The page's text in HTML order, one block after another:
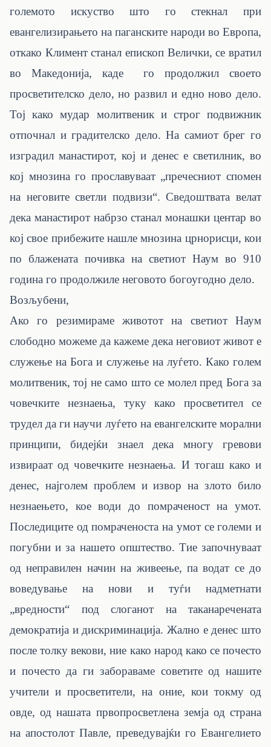
големото искуство што го стекнал при
евангелизирањето на паганските народи во Европа,
откако Климент станал епископ Велички, се вратил
во Македонија, каде го продолжил своето
просветителско дело, но развил и едно ново дело.
Тој како мудар молитвеник и строг подвижник
отпочнал и градителско дело. На самиот брег го
изградил манастирот, кој и денес е светилник, во
кој мнозина го прославуваат „пречесниот спомен
на неговите светли подвизи“. Сведоштвата велат
дека манастирот набрзо станал монашки центар во
кој свое прибежите нашле мнозина црнорисци, кои
по блажената почивка на светиот Наум во 910
година го продолжиле неговото богоугодно дело.
Возљубени,
Ако го резимираме животот на светиот Наум
слободно можеме да кажеме дека неговиот живот е
служење на Бога и служење на луѓето. Како голем
молитвеник, тој не само што се молел пред Бога за
човечките незнаења, туку како просветител се
трудел да ги научи луѓето на евангелските морални
принципи, бидејќи знаел дека многу гревови
извираат од човечките незнаења. И тогаш како и
денес, најголем проблем и извор на злото било
незнаењето, кое води до помраченост на умот.
Последиците од помраченоста на умот се големи и
погубни и за нашето општество. Тие започнуваат
од неправилен начин на живеење, па водат се до
воведување на нови и туѓи надметнати
„вредности“ под слоганот на таканаречената
демократија и дискриминација. Жално е денес што
после толку векови, ние како народ како се почесто
и почесто да ги забораваме советите од нашите
учители и просветители, на оние, кои токму од
овде, од нашата првопросветлена земја од страна
на апостолот Павле, преведувајќи го Евангелието